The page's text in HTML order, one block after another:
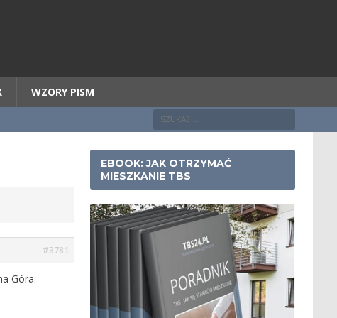
WZORY PISM
#3781
Góra.
EBOOK: JAK OTRZYMAĆ
MIESZKANIE TBS